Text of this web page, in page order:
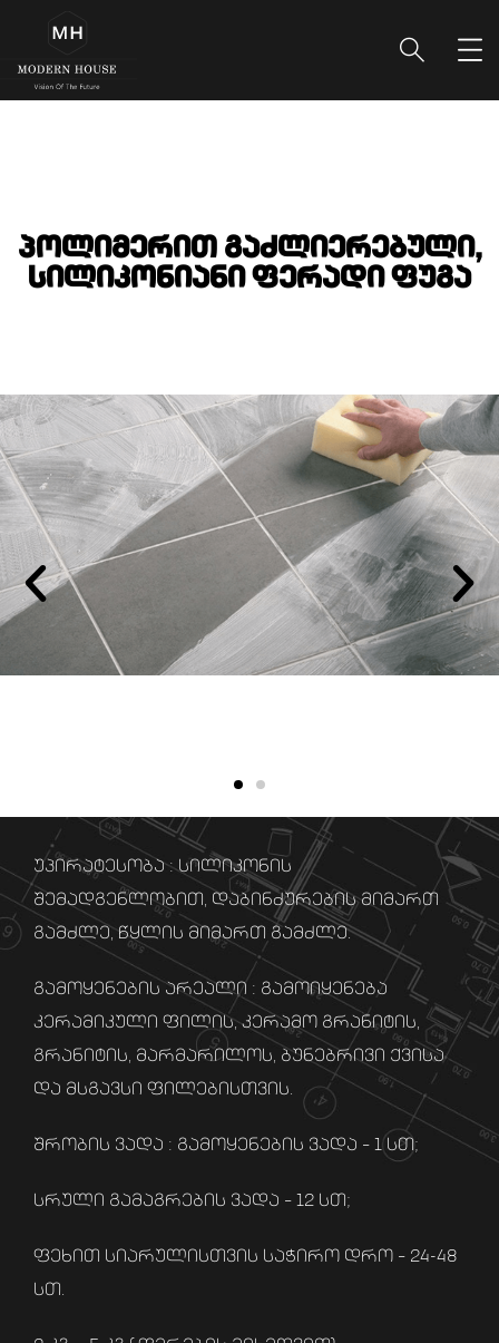
პოლიმერით გაძლიერებული,
სილიკონიანი ფერადი ფუგა
უპირატესობა : სილიკონის
შემადგენლობით, დაბინძურების მიმართ
გამძლე, წყლის მიმართ გამძლე.
გამოყენების არეალი : გამოიყენება
კერამიკული ფილის, კერამო გრანიტის,
გრანიტის, მარმარილოს, ბუნებრივი ქვისა
და მსგავსი ფილებისთვის.
შრობის ვადა : გამოყენების ვადა – 1 სთ;
სრული გამაგრების ვადა – 12 სთ;
ფეხით სიარულისთვის საჭირო დრო – 24-48
სთ.